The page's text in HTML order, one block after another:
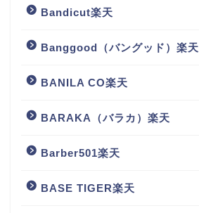
Bandicut楽天
Banggood（バングッド）楽天
BANILA CO楽天
BARAKA（バラカ）楽天
Barber501楽天
BASE TIGER楽天